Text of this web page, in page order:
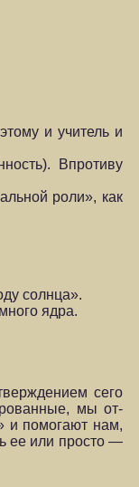
и учитель и
Впротиву
роли», как
солнца».
ядра.
сего
мы от­
и помогают нам,
ее или просто —